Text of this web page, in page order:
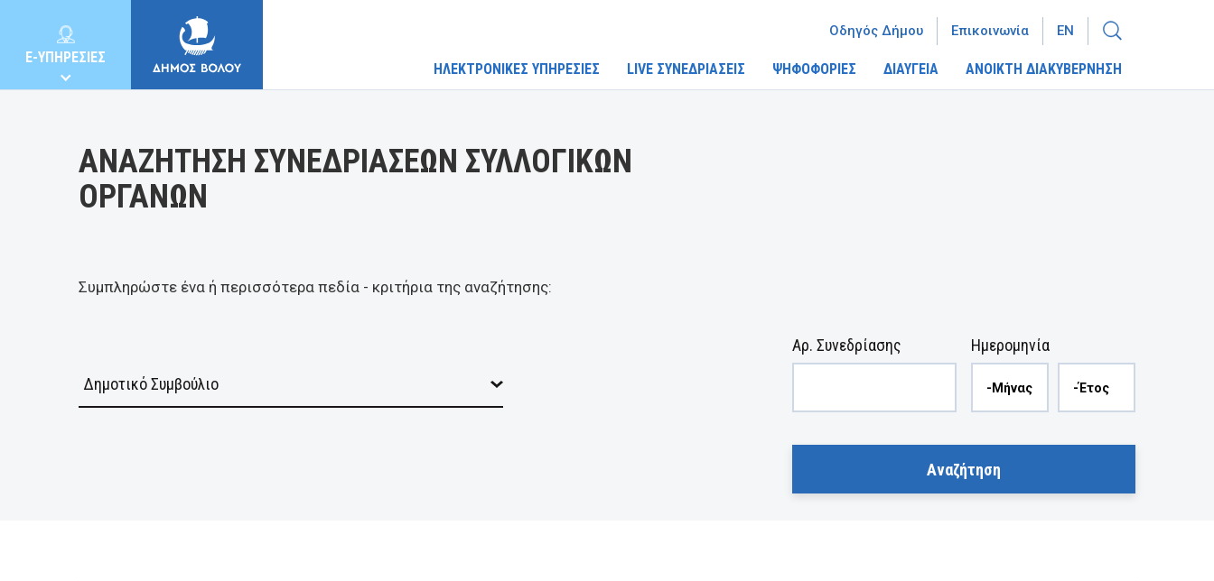
E-ΥΠΗΡΕΣΙΕΣ
ΕΠΙΧΕΙΡΗΣΕΙΣ
ΗΛΕΚΤΡΟΝΙΚΕΣ ΥΠΗΡΕΣΙΕΣ LIVE ΣΥΝΕΔΡΙΑΣΕΙΣ ΨΗΦΟΦΟΡΙΕΣ ΔΙΑΥΓΕΙΑ ΑΝΟΙΚΤΗ ΔΙΑΚΥΒΕΡΝΗΣΗ
Οδηγός Δήμου Επικοινωνία EN
ΑΝΑΖΗΤΗΣΗ ΣΥΝΕΔΡΙΑΣΕΩΝ ΣΥΛΛΟΓΙΚΩΝ
ΟΡΓΑΝΩΝ
Συμπληρώστε ένα ή περισσότερα πεδία - κριτήρια της αναζήτησης:
Ημερομηνία
Αρ. Συνεδρίασης